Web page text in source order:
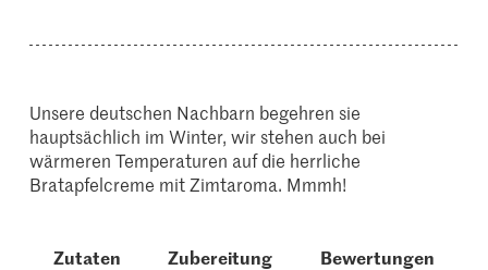
Unsere deutschen Nachbarn begehren sie
hauptsächlich im Winter, wir stehen auch bei
wärmeren Temperaturen auf die herrliche
Bratapfelcreme mit Zimtaroma. Mmmh!
Zutaten Zubereitung Bewertungen